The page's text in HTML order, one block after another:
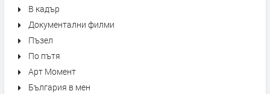
В кадър
Документални филми
Пъзел
По пътя
Арт Момент
България в мен